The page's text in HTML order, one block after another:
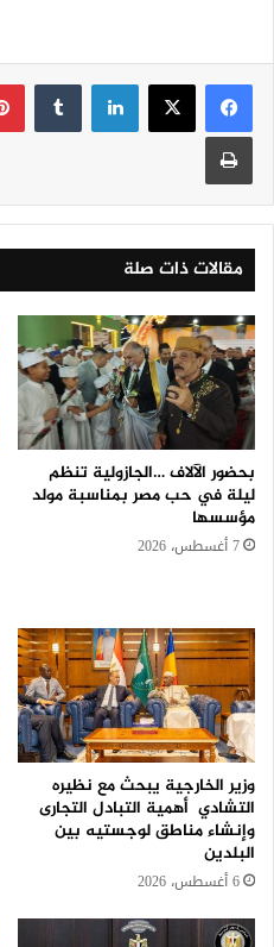
لينكدإن
مقالات ذات صلة
بحضور الآلاف …الجازولية تنظم
ليلة في حب مصر بمناسبة مولد
مؤسسها
7 أغسطس، 2026
وزير الخارجية يبحث مع نظيره
التشادي أهمية التبادل التجارى
وإنشاء مناطق لوجستيه بين
البلدين
6 أغسطس، 2026